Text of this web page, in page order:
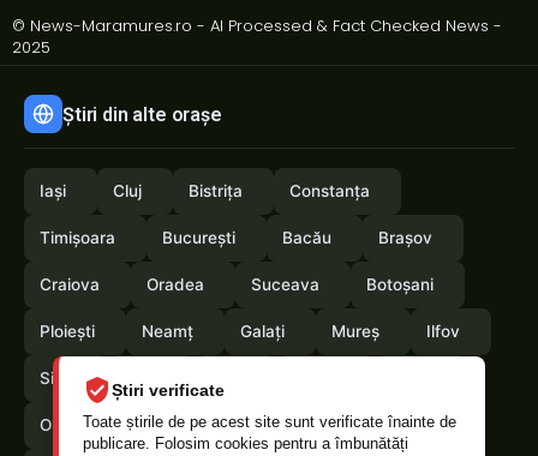
Știri verificate
Toate știrile de pe acest site sunt verificate înainte de
publicare. Folosim cookies pentru a îmbunătăți
© News-Maramures.ro - AI Processed & Fact Checked News -
2025
Știri din alte orașe
Iași Cluj Bistrița Constanța
Timișoara București Bacău Brașov
Craiova Oradea Suceava Botoșani
Ploiești Neamț Galați Mureș Ilfov
Sibiu
Olt Arges Vrancea Satumare